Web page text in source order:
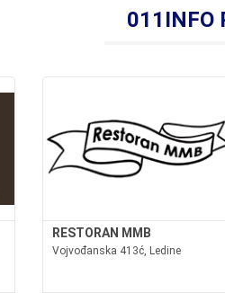
011INFO
RESTORAN MMB
Vojvođanska 413ć, Ledine